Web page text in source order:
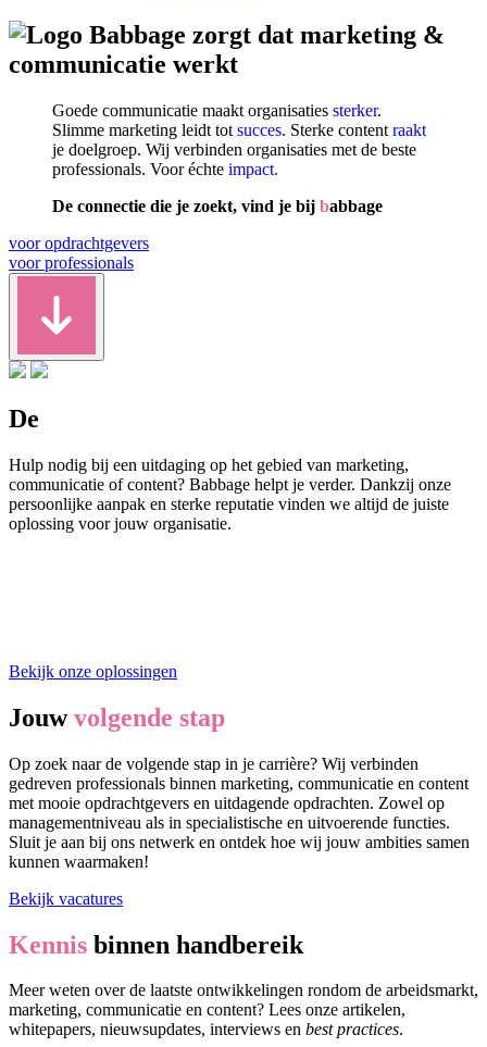
zorgt dat marketing &
communicatie werkt
Goede communicatie maakt organisaties sterker.
Slimme marketing leidt tot succes. Sterke content raakt
je doelgroep. Wij verbinden organisaties met de beste
professionals. Voor échte impact.
De connectie die je zoekt, vind je bij babbage
voor opdrachtgevers
voor professionals
De
Hulp nodig bij een uitdaging op het gebied van marketing,
communicatie of content? Babbage helpt je verder. Dankzij onze
persoonlijke aanpak en sterke reputatie vinden we altijd de juiste
oplossing voor jouw organisatie.
Bekijk onze oplossingen
Jouwvolgende stap
Op zoek naar de volgende stap in je carrière? Wij verbinden
gedreven professionals binnen marketing, communicatie en content
met mooie opdrachtgevers en uitdagende opdrachten. Zowel op
managementniveau als in specialistische en uitvoerende functies.
Sluit je aan bij ons netwerk en ontdek hoe wij jouw ambities samen
kunnen waarmaken!
Bekijk vacatures
Kennis binnen handbereik
Meer weten over de laatste ontwikkelingen rondom de arbeidsmarkt,
marketing, communicatie en content? Lees onze artikelen,
whitepapers, nieuwsupdates, interviews en best practices.